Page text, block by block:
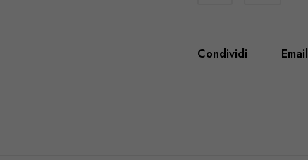
Condividi Email